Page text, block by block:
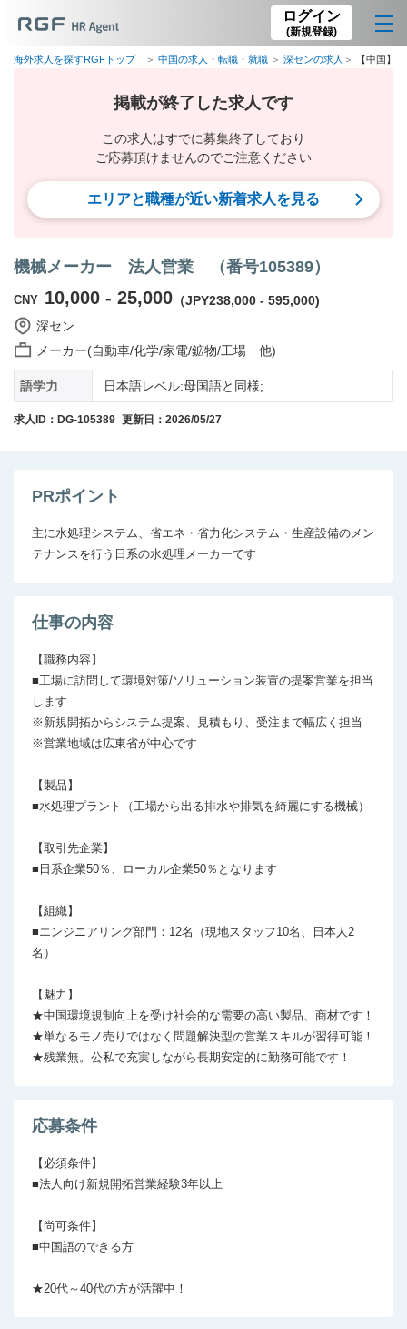
ログイン
(新規登録)
海外求人を探すRGFトップ 中国の求人・転職・就職 深センの求人 【中国
掲載が終了した求人です
この求人はすでに募集終了しており
ご応募頂けませんのでご注意ください
エリアと職種が近い新着求人を見る
機械メーカー 法人営業 （番号105389）
CNY 10,000 - 25,000 （JPY238,000 - 595,000)
深セン
メーカー(自動車/化学/家電/鉱物/工場 他)
語学力 日本語レベル:母国語と同様;
求人ID：DG-105389 更新日：2026/05/27
PRポイント
主に水処理システム、省エネ・省力化システム・生産設備のメン
テナンスを行う日系の水処理メーカーです
仕事の内容
【職務内容】
■工場に訪問して環境対策/ソリューション装置の提案営業を担当
します
※新規開拓からシステム提案、見積もり、受注まで幅広く担当
※営業地域は広東省が中心です
【製品】
■水処理プラント（工場から出る排水や排気を綺麗にする機械）
【取引先企業】
■日系企業50％、ローカル企業50％となります
【組織】
■エンジニアリング部門：12名（現地スタッフ10名、日本人2
名）
【魅力】
★中国環境規制向上を受け社会的な需要の高い製品、商材です！
★単なるモノ売りではなく問題解決型の営業スキルが習得可能！
★残業無。公私で充実しながら長期安定的に勤務可能です！
応募条件
【必須条件】
■法人向け新規開拓営業経験3年以上
【尚可条件】
■中国語のできる方
★20代～40代の方が活躍中！